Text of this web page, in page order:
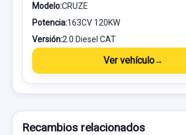
Modelo:CRUZE
Potencia:163CV 120KW
Versión:2.0 Diesel CAT
Ver vehículo
Recambios relacionados